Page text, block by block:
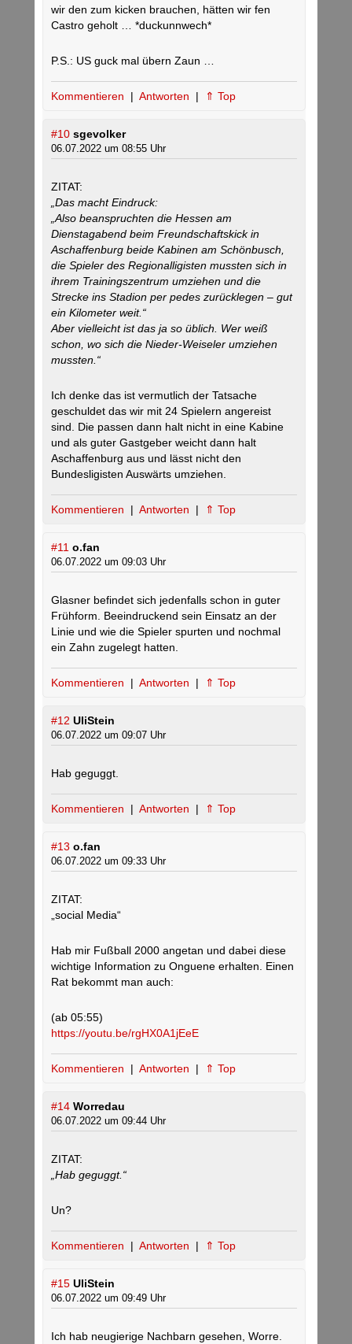
wir den zum kicken brauchen, hätten wir fen
Castro geholt … *duckunnwech*
P.S.: US guck mal übern Zaun …
Kommentieren | Antworten | ⇑ Top
#10 sgevolker
06.07.2022 um 08:55 Uhr
ZITAT:
„Das macht Eindruck:
„Also beanspruchten die Hessen am
Dienstagabend beim Freundschaftskick in
Aschaffenburg beide Kabinen am Schönbusch,
die Spieler des Regionalligisten mussten sich in
ihrem Trainingszentrum umziehen und die
Strecke ins Stadion per pedes zurücklegen – gut
ein Kilometer weit.“
Aber vielleicht ist das ja so üblich. Wer weiß
schon, wo sich die Nieder-Weiseler umziehen
mussten.“
Ich denke das ist vermutlich der Tatsache
geschuldet das wir mit 24 Spielern angereist
sind. Die passen dann halt nicht in eine Kabine
und als guter Gastgeber weicht dann halt
Aschaffenburg aus und lässt nicht den
Bundesligisten Auswärts umziehen.
Kommentieren | Antworten | ⇑ Top
#11 o.fan
06.07.2022 um 09:03 Uhr
Glasner befindet sich jedenfalls schon in guter
Frühform. Beeindruckend sein Einsatz an der
Linie und wie die Spieler spurten und nochmal
ein Zahn zugelegt hatten.
Kommentieren | Antworten | ⇑ Top
#12 UliStein
06.07.2022 um 09:07 Uhr
Hab geguggt.
Kommentieren | Antworten | ⇑ Top
#13 o.fan
06.07.2022 um 09:33 Uhr
ZITAT:
„social Media“
Hab mir Fußball 2000 angetan und dabei diese
wichtige Information zu Onguene erhalten. Einen
Rat bekommt man auch:
(ab 05:55)
https://youtu.be/rgHX0A1jEeE
Kommentieren | Antworten | ⇑ Top
#14 Worredau
06.07.2022 um 09:44 Uhr
ZITAT:
„Hab geguggt.“
Un?
Kommentieren | Antworten | ⇑ Top
#15 UliStein
06.07.2022 um 09:49 Uhr
Ich hab neugierige Nachbarn gesehen, Worre.